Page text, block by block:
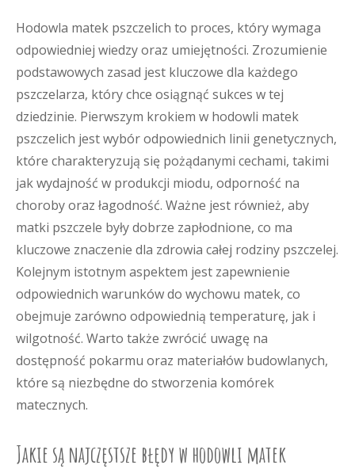
Hodowla matek pszczelich to proces, który wymaga
odpowiedniej wiedzy oraz umiejętności. Zrozumienie
podstawowych zasad jest kluczowe dla każdego
pszczelarza, który chce osiągnąć sukces w tej
dziedzinie. Pierwszym krokiem w hodowli matek
pszczelich jest wybór odpowiednich linii genetycznych,
które charakteryzują się pożądanymi cechami, takimi
jak wydajność w produkcji miodu, odporność na
choroby oraz łagodność. Ważne jest również, aby
matki pszczele były dobrze zapłodnione, co ma
kluczowe znaczenie dla zdrowia całej rodziny pszczelej.
Kolejnym istotnym aspektem jest zapewnienie
odpowiednich warunków do wychowu matek, co
obejmuje zarówno odpowiednią temperaturę, jak i
wilgotność. Warto także zwrócić uwagę na
dostępność pokarmu oraz materiałów budowlanych,
które są niezbędne do stworzenia komórek
matecznych.
Jakie są najczęstsze błędy w hodowli matek